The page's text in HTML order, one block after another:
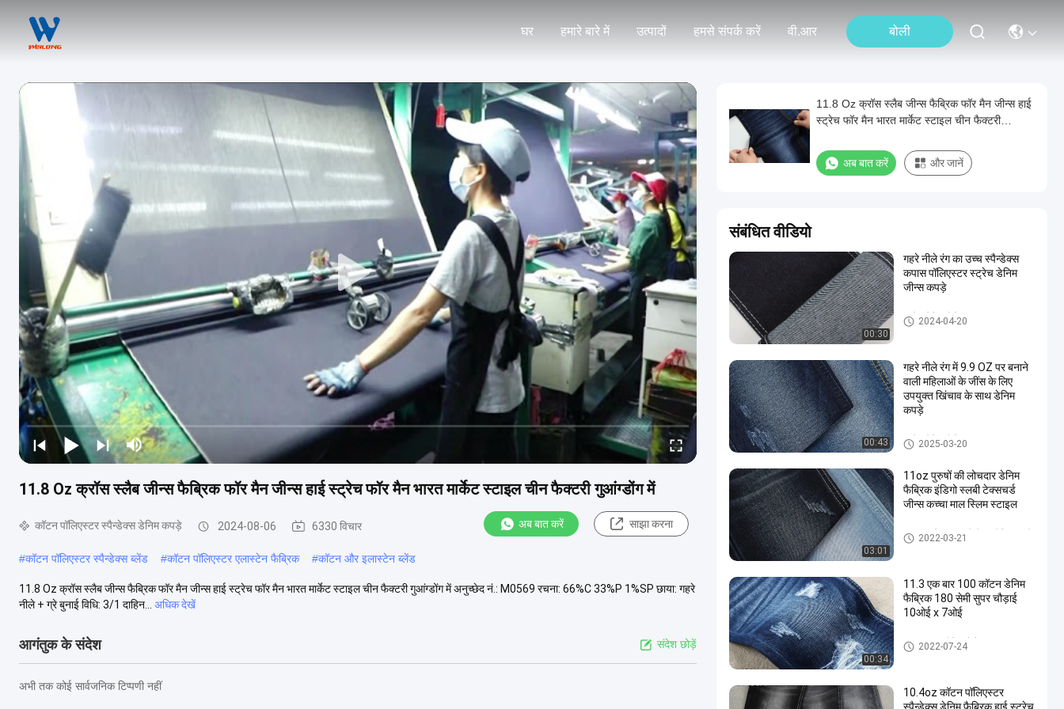
घर हमारे बारे में उत्पादों हमसे संपर्क करें वी.आर बोली
11.8 Oz क्रॉस स्लैब जीन्स फैब्रिक फॉर मैन जीन्स हाई स्ट्रेच फॉर मैन भारत मार्केट स्टाइल चीन फैक्टरी गुआंग्डोंग में
कॉटन पॉलिएस्टर स्पैन्डेक्स डेनिम कपड़े 2024-08-06 6330 विचार अब बात करें साझा करना
#कॉटन पॉलिएस्टर स्पैन्डेक्स ब्लेंड #कॉटन पॉलिएस्टर एलास्टेन फैब्रिक #कॉटन और इलास्टेन ब्लेंड
11.8 Oz क्रॉस स्लैब जीन्स फैब्रिक फॉर मैन जीन्स हाई स्ट्रेच फॉर मैन भारत मार्केट स्टाइल चीन फैक्टरी गुआंग्डोंग में अनुच्छेद नं.: M0569 रचना: 66%C 33%P 1%SP छाया: गहरे
नीले + ग्रे बुनाई विधि: 3/1 दाहिन...
अधिक देखें
आगंतुक के संदेश संदेश छोड़ें
अभी तक कोई सार्वजनिक टिप्पणी नहीं
11.8 Oz क्रॉस स्लैब जीन्स फैब्रिक फॉर मैन जीन्स हाई
स्ट्रेच फॉर मैन भारत मार्केट स्टाइल चीन फैक्टरी
अब बात करें और जानें
संबंधित वीडियो
00:30
गहरे नीले रंग का उच्च स्पैन्डेक्स
कपास पॉलिएस्टर स्ट्रेच डेनिम
जीन्स कपड़े
स्ट्रेच डेनिम फैब्रिक
2024-04-20
00:43
गहरे नीले रंग में 9.9 OZ पर बनाने
वाली महिलाओं के जींस के लिए
उपयुक्त खिंचाव के साथ डेनिम
कपड़े
स्ट्रेच डेनिम फैब्रिक
2025-03-20
03:01
11oz पुरुषों की लोचदार डेनिम
फैब्रिक इंडिगो स्लबी टेक्सचर्ड
जीन्स कच्चा माल स्लिम स्टाइल
कॉटन पॉलिएस्टर स्पैन्डेक्स डेनिम कपड़े
2022-03-21
00:34
11.3 एक बार 100 कॉटन डेनिम
फैब्रिक 180 सेमी सुपर चौड़ाई
10ओई x 7ओई
100 कॉटन डेनिम फैब्रिक
2022-07-24
10.4oz कॉटन पॉलिएस्टर